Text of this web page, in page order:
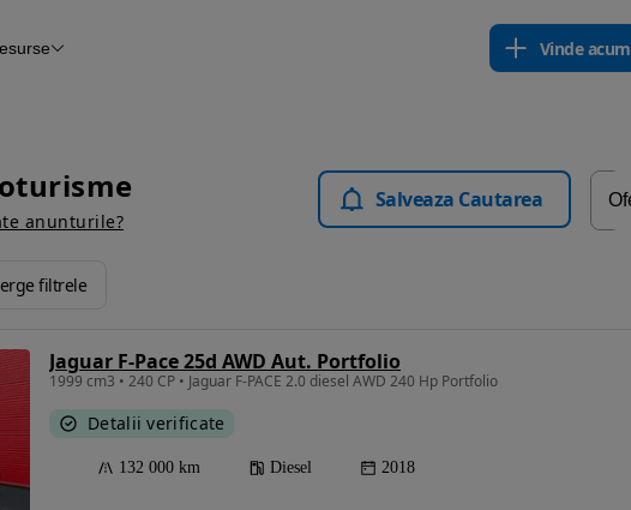
Vinde acum
anunturile?
Salveaza Cautarea
filtrele
Jaguar F-Pace 25d AWD Aut. Portfolio
1999 cm3 • 240 CP • Jaguar F-PACE 2.0 diesel AWD 240 Hp Portfolio
Detalii verificate
132 000 km Diesel 2018